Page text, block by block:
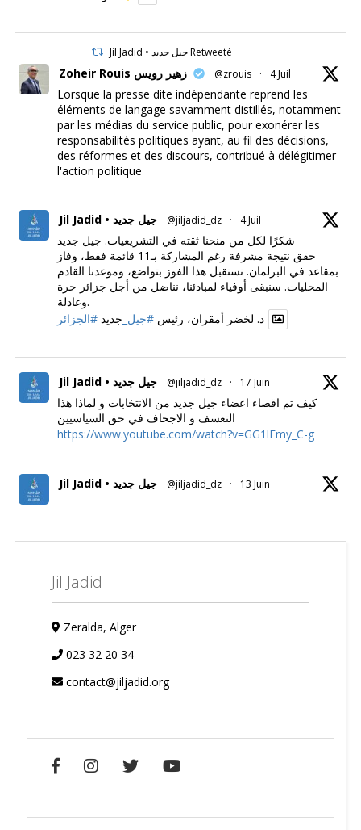
Jil Jadid • جيل جديد Retweeté
Zoheir Rouis زهير رويس @zrouis · 4 Juil
Lorsque la presse dite indépendante reprend les
éléments de langage savamment distillés, notamment
par les médias du service public, pour exonérer les
responsabilités politiques ayant, au fil des décisions,
des réformes et des discours, contribué à délégitimer
l'action politique
Jil Jadid • جيل جديد @jiljadid_dz · 4 Juil
شكرًا لكل من منحنا ثقته في التشريعيات. جيل جديد
حقق نتيجة مشرفة رغم المشاركة بـ11 قائمة فقط، وفاز
بمقاعد في البرلمان. نستقبل هذا الفوز بتواضع، وموعدنا القادم
المحليات. سنبقى أوفياء لمبادئنا، نناضل من أجل جزائر حرة
وعادلة.
د. لخضر أمقران، رئيس#جيل_ جديد#الجزائر
Jil Jadid • جيل جديد @jiljadid_dz · 17 Juin
كيف تم اقصاء اعضاء جيل جديد من الانتخابات و لماذا هذا
التعسف و الاجحاف في حق السياسيين
https://www.youtube.com/watch?v=GG1lEmy_C-g
Jil Jadid • جيل جديد @jiljadid_dz · 13 Juin
Jil Jadid
Zeralda, Alger
023 32 20 34
contact@jiljadid.org